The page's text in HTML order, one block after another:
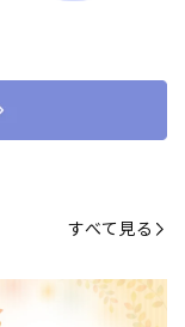
すべて見る